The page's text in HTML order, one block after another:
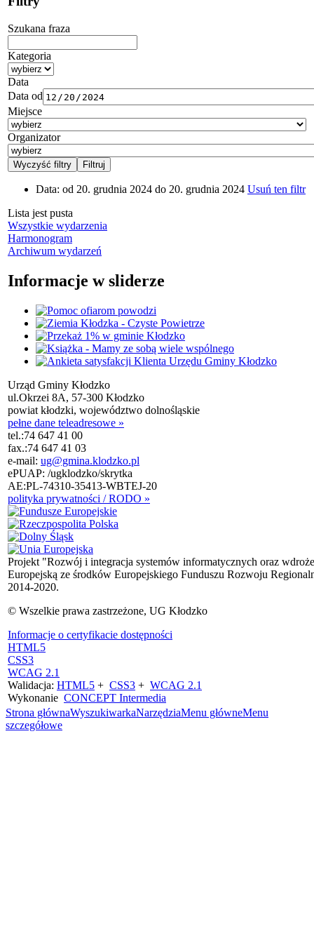
Szukana fraza
Kategoria
Data
Data od
Miejsce
Organizator
Data: od 20. grudnia 2024 do 20. grudnia 2024 Usuń ten filtr
Lista jest pusta
Wszystkie wydarzenia
Harmonogram
Archiwum wydarzeń
Informacje w sliderze
Urząd Gminy Kłodzko
ul.Okrzei 8A, 57-300 Kłodzko
powiat kłodzki, województwo dolnośląskie
pełne dane teleadresowe »
tel.:74 647 41 00
fax.:74 647 41 03
e-mail: ug@gmina.klodzko.pl
ePUAP: /ugklodzko/skrytka
AE:PL-74310-35413-WBTEJ-20
polityka prywatności / RODO »
Projekt "Rozwój i integracja systemów informatycznych oraz
Europejską ze środków Europejskiego Funduszu Rozwoju
2014-2020.
© Wszelkie prawa zastrzeżone, UG Kłodzko
Informacje o certyfikacie dostępności
HTML5
CSS3
WCAG 2.1
Walidacja: HTML5 + CSS3 + WCAG 2.1
Wykonanie CONCEPT Intermedia
Strona głównaWyszukiwarkaNarzędziaMenu główneMenu
szczegółowe